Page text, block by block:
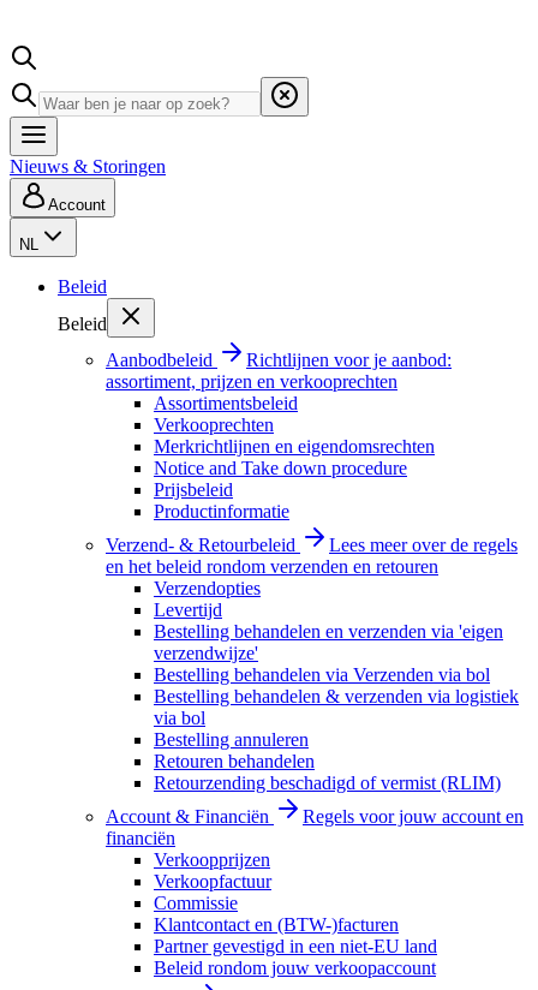
Nieuws & Storingen
Account
NL
Beleid
Beleid
Aanbodbeleid
Richtlijnen voor je aanbod:
assortiment, prijzen en verkooprechten
Assortimentsbeleid
Verkooprechten
Merkrichtlijnen en eigendomsrechten
Notice and Take down procedure
Prijsbeleid
Productinformatie
Verzend- & Retourbeleid
Lees meer over de regels
en het beleid rondom verzenden en retouren
Verzendopties
Levertijd
Bestelling behandelen en verzenden via 'eigen
verzendwijze'
Bestelling behandelen via Verzenden via bol
Bestelling behandelen & verzenden via logistiek
via bol
Bestelling annuleren
Retouren behandelen
Retourzending beschadigd of vermist (RLIM)
Account & Financiën
Regels voor jouw account en
financiën
Verkoopprijzen
Verkoopfactuur
Commissie
Klantcontact en (BTW-)facturen
Partner gevestigd in een niet-EU land
Beleid rondom jouw verkoopaccount